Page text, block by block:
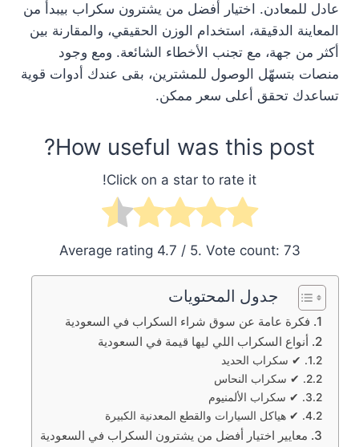
عادل للمعادن. اختيار أفضل من يشترون سكراب بيبدأ من
المعاينة الدقيقة، استخدام الوزن الحقيقي، والمقارنة بين
أكثر من جهة، مع تجنب الأخطاء الشائعة. ومع وجود
منصات بتسهّل الوصول للمشترين، بقى عندك أدوات قوية
تساعدك تحقق أعلى سعر ممكن.
How useful was this post?
Click on a star to rate it!
Average rating 4.7 / 5. Vote count: 73
جدول المحتويات
فكرة عامة عن سوق شراء السكراب في السعودية
أنواع السكراب اللي ليها قيمة في السعودية
✔ سكراب الحديد
✔ سكراب النحاس
✔ سكراب الألمنيوم
✔ هياكل السيارات والقطع المعدنية الكبيرة
معايير اختيار أفضل من يشترون السكراب في السعودية